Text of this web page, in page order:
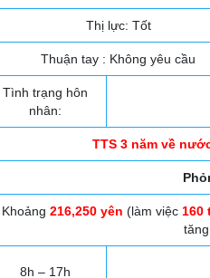
Thị lực: Tốt
Thuận tay : Không yêu cầu
Tình trạng hôn
nhân:
TTS 3 năm về
Khoảng216,250 yên (làm việc 160
8h – 17h